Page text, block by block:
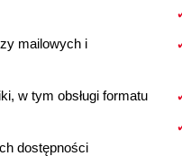
mailowych i
w tym obsługi formatu
dostępności